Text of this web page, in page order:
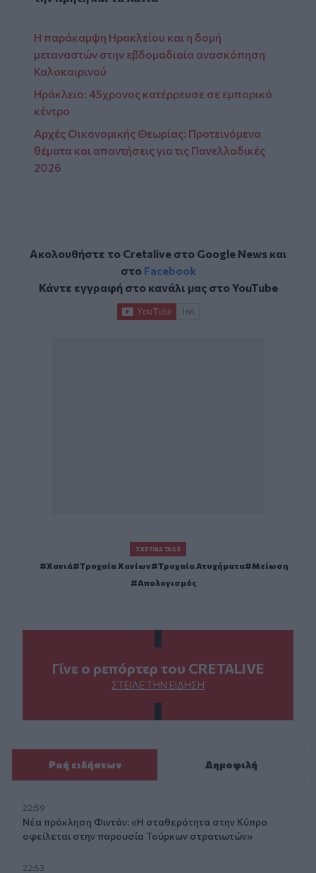
Η παράκαμψη Ηρακλείου και η δομή
μεταναστών στην εβδομαδιαία ανασκόπηση
Καλοκαιρινού
Ηράκλειο: 45χρονος κατέρρευσε σε εμπορικό
κέντρο
Αρχές Οικονομικής Θεωρίας: Προτεινόμενα
θέματα και απαντήσεις για τις Πανελλαδικές
2026
Ακολουθήστε το Cretalive στο Google Newsκαι
στο Facebook
Κάντε εγγραφή στο κανάλι μας στοYouTube
ΣΧΕΤΙΚΆ TAGS
Χανιά Τροχαία Χανίων Τροχαία Ατυχήματα
Μείωση
Απολογισμός
Γίνε ο ρεπόρτερ του CRETALIVE
ΣΤΕΊΛΕ ΤΗΝ ΕΊΔΗΣΗ
Ροή ειδήσεων Δημοφιλή
22:59
Νέα πρόκληση Φιντάν: «Η σταθερότητα στην Κύπρο
οφείλεται στην παρουσία Τούρκων στρατιωτών»
22:53